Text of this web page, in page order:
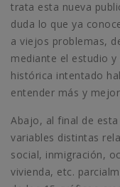
trata esta nueva
duda lo que ya
a viejos problemas,
mediante el estudio
histórica intentado
entender más y
Abajo, al final de
variables distintas
social, inmigración,
vivienda, etc.